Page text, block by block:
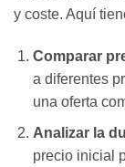
y coste. Aquí
Comparar
a diferentes
una oferta
Analizar la
precio inicial